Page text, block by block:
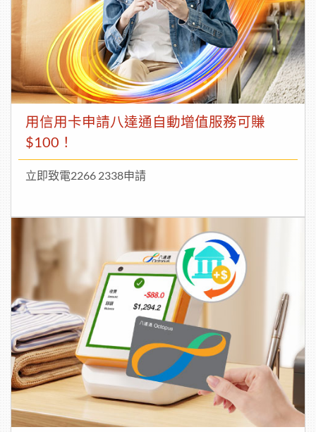
用信用卡申請八達通自動增值服務可賺
$100！
立即致電2266 2338申請